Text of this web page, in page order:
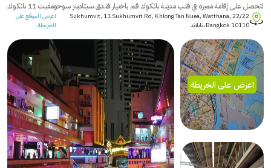
لتحصل على إقامة مميزة في قلب مدينة بانكوك قم باختيار فندق سيتادينز سوخومفيت 11 بانكوك
22/22 Sukhumvit, 11 Sukhumvit Rd, Khlong Tan Nuea, Watthana,
Bangkok 10110، تايلاند
اعرض الموقع على
الخريطة
اعرض على الخريطة